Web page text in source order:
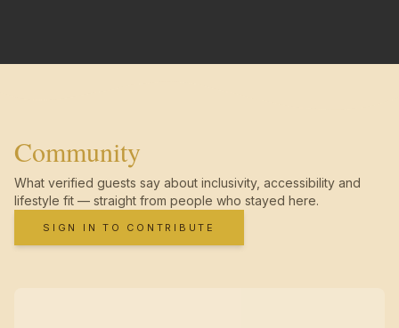
Community
What verified guests say about inclusivity, accessibility and
lifestyle fit — straight from people who stayed here.
SIGN IN TO CONTRIBUTE